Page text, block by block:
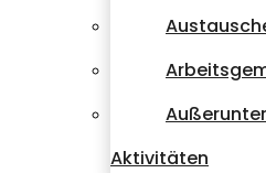
Aktivitäten